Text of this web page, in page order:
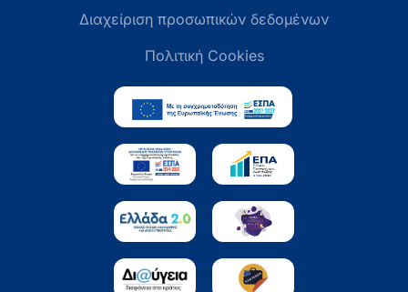
Διαχείριση προσωπικών δεδομένων
Πολιτική Cookies